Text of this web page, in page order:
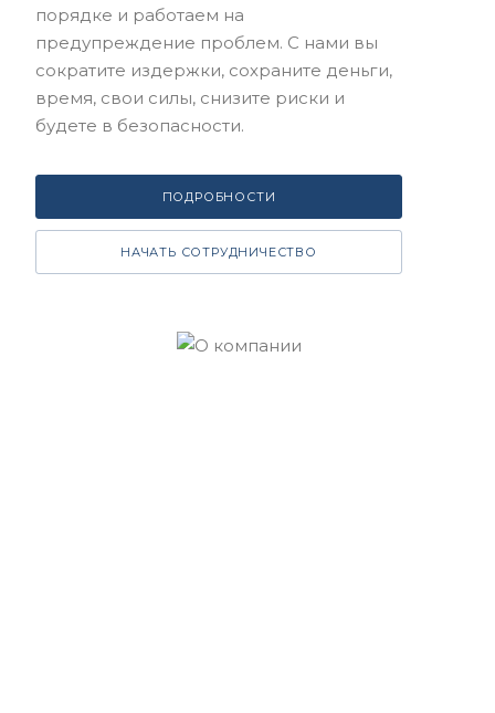
порядке и работаем на
предупреждение проблем. С нами вы
сократите издержки, сохраните деньги,
время, свои силы, снизите риски и
будете в безопасности.
ПОДРОБНОСТИ
НАЧАТЬ СОТРУДНИЧЕСТВО